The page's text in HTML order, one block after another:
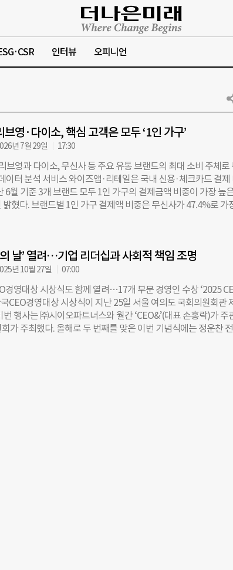
인터뷰 오피니언
영·다이소, 핵심 고객은 모두 ‘1인 가구’
년 7월 29일 17:30
브영과 다이소, 무신사 등 주요 유통 브랜드의 최대 소비 주체로
이터 분석 서비스 와이즈앱·리테일은 국내 신용·체크카드 결제
6월 기준 3개 브랜드 모두 1인 가구의 결제금액 비중이 가장 높
밝혔다. 브랜드별 1인 가구 결제액 비중은 무신사가 47.4%로 가
대 이하 27.2%, 30대 45.0%)에 달해 저연령층의 선호도
이와 달리 다이소는 30·40대 결제 비중이 49.0%(30대 23.6%,
으로 허리층인 중장년층의 이용이 두드러졌다. 한편, 와이즈앱·리
체크카드 결제 내역을 토대로 추산한 수치다. 계좌이체나 현금,
계에서 제외돼 실제 기업 매출과는 차이가 있을 수 있다”고 말했
날’ 열려…기업 리더십과 사회적 책임 조명
년 10월 27일 07:00
경영대상 시상식도 함께 열려…17개 부문 경영인 수상 ‘2025
CEO경영대상 시상식이 지난 25일 서울 여의도 국회의원회관
번 행사는 ㈜시이오파트너스와 월간 ‘CEO&’(대표 손홍락)가 주
가 주최했다. 올해로 두 번째를 맞은 이번 기념식에는 정운찬